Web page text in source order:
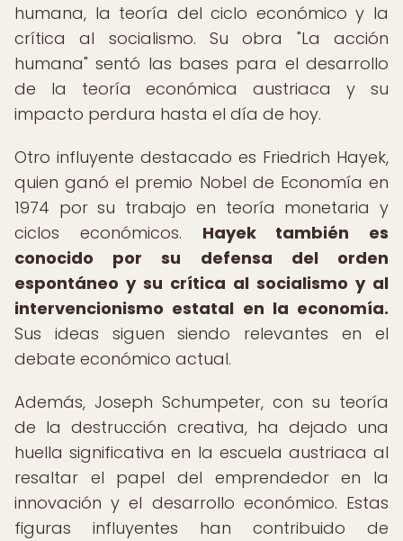
humana, la teoría del ciclo económico y la
crítica al socialismo. Su obra "La acción
humana" sentó las bases para el desarrollo
de la teoría económica austriaca y su
impacto perdura hasta el día de hoy.
Otro influyente destacado es Friedrich Hayek,
quien ganó el premio Nobel de Economía en
1974 por su trabajo en teoría monetaria y
ciclos económicos. Hayek también es
conocido por su defensa del orden
espontáneo y su crítica al socialismo y al
intervencionismo estatal en la economía.
Sus ideas siguen siendo relevantes en el
debate económico actual.
Además, Joseph Schumpeter, con su teoría
de la destrucción creativa, ha dejado una
huella significativa en la escuela austriaca al
resaltar el papel del emprendedor en la
innovación y el desarrollo económico. Estas
figuras influyentes han contribuido de